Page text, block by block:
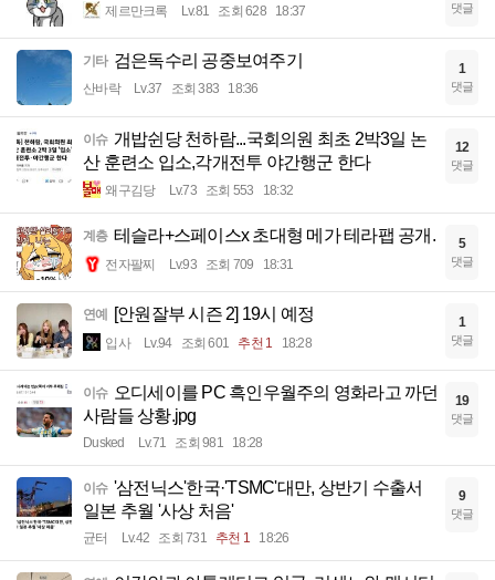
제르만크록 Lv.81 조회 628 18:37 댓글
기타 검은독수리 공중보여주기
산바락 Lv.37 조회 383 18:36
1
댓글
이슈 개밥쉰당 천하람...국회의원 최초 2박3일 논
산 훈련소 입소,각개전투 야간행군 한다
왜구김당 Lv.73 조회 553 18:32
12
댓글
계층 테슬라+스페이스x 초대형 메가 테라팹 공개.
전자팔찌 Lv.93 조회 709 18:31
5
댓글
연예 [안원잘부 시즌 2] 19시 예정
입사 Lv.94 조회 601 추천 1 18:28
1
댓글
이슈 오디세이를 PC 흑인우월주의 영화라고 까던
사람들 상황.jpg
Dusked Lv.71 조회 981 18:28
19
댓글
이슈 '삼전닉스'한국·'TSMC'대만, 상반기 수출서
일본 추월 '사상 처음'
균터 Lv.42 조회 731 추천 1 18:26
9
댓글